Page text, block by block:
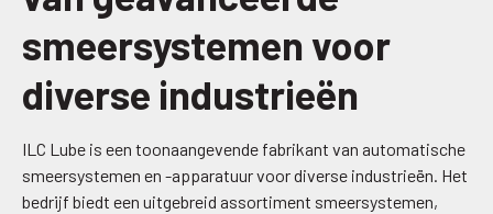
smeersystemen voor
diverse industrieën
ILC Lube is een toonaangevende fabrikant van automatische
smeersystemen en -apparatuur voor diverse industrieën. Het
bedrijf biedt een uitgebreid assortiment smeersystemen,